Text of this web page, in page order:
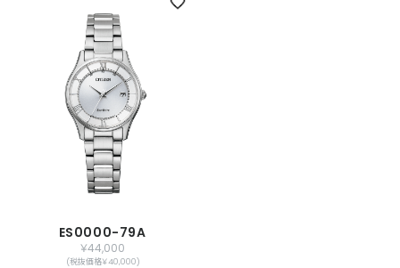
ES0000-79A
￥44,000
(税抜価格￥40,000)